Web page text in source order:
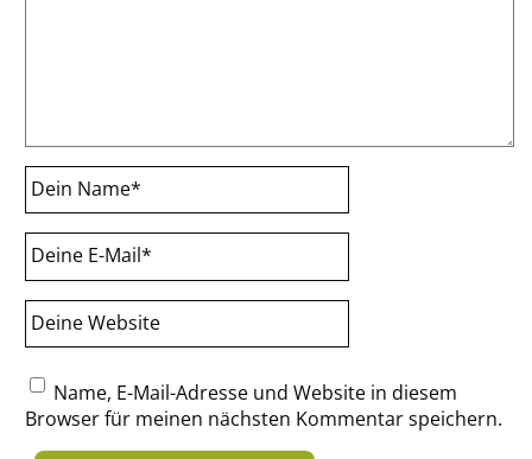
Dein Name*
Deine E-Mail*
Deine Website
Name, E-Mail-Adresse und Website in diesem
Browser für meinen nächsten Kommentar speichern.